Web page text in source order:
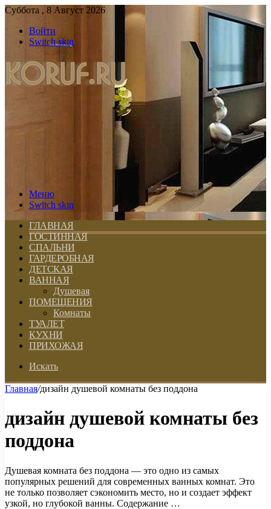
Суббота , 8 Август 2026
Войти
Switch skin
Меню
Switch skin
ГЛАВНАЯ
ГОСТИННАЯ
СПАЛЬНИ
ГАРДЕРОБНАЯ
ДЕТСКАЯ
ВАННАЯ
Душевая
ПОМЕЩЕНИЯ
Комнаты
ТУАЛЕТ
КУХНИ
ПРИХОЖАЯ
Искать
Главная/дизайн душевой комнаты без поддона
дизайн душевой комнаты без
поддона
Душевая комната без поддона — это одно из самых
популярных решений для современных ванных комнат. Это
не только позволяет сэкономить место, но и создает эффект
узкой, но глубокой ванны. Содержание …